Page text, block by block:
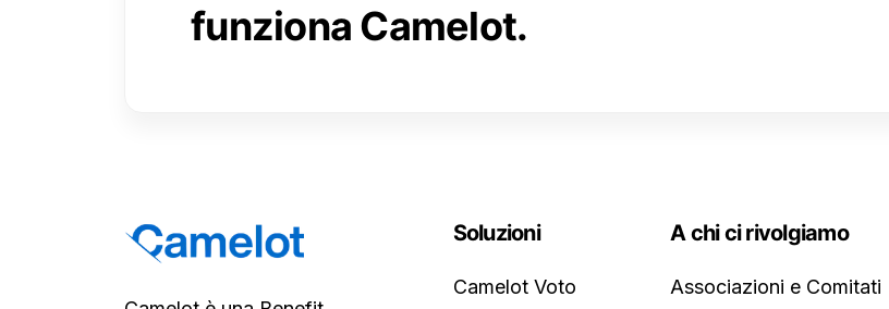
funziona Camelot.
Soluzioni
Camelot Voto
A chi ci rivolgiamo
Associazioni e Comitati